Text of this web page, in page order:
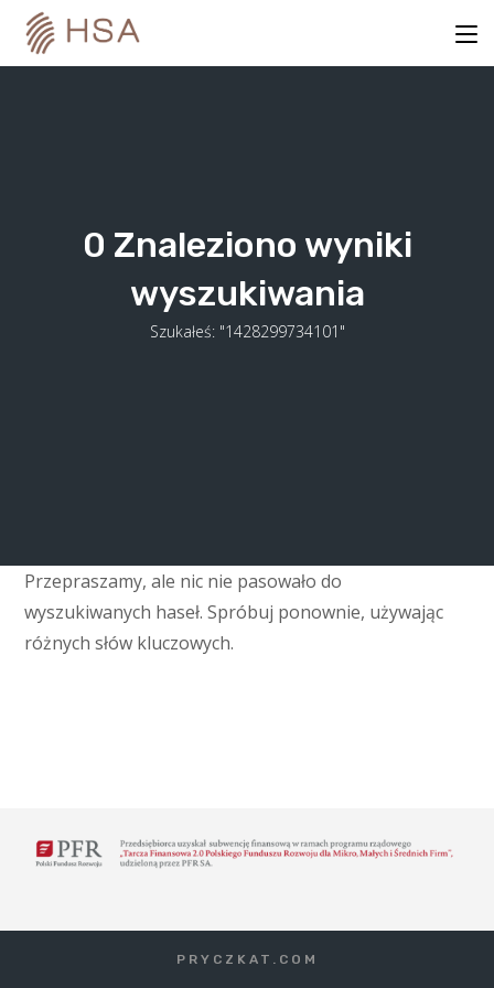
content
0 Znaleziono wyniki
wyszukiwania
Szukałeś: "1428299734101"
Przepraszamy, ale nic nie pasowało do
wyszukiwanych haseł. Spróbuj ponownie, używając
różnych słów kluczowych.
PRYCZKAT.COM